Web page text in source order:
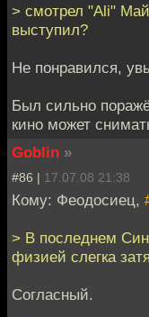
> смотрел "Ali"
выступил?
Не понравился,
Был сильно
кино может
Goblin »
#86 | 17.07.08 21:38
Кому: Феодосиец,
> В последнем
физией слегка
Согласный.